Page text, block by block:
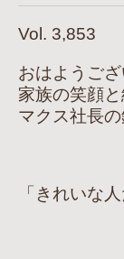
Vol. 3,853
おはようござ
家族の笑顔
マクス社長の
「きれいな